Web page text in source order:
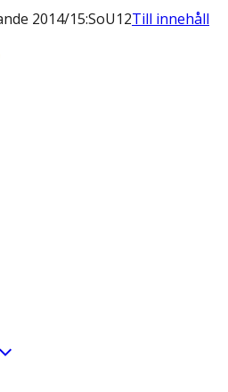
2014/15:SoU12Till innehåll